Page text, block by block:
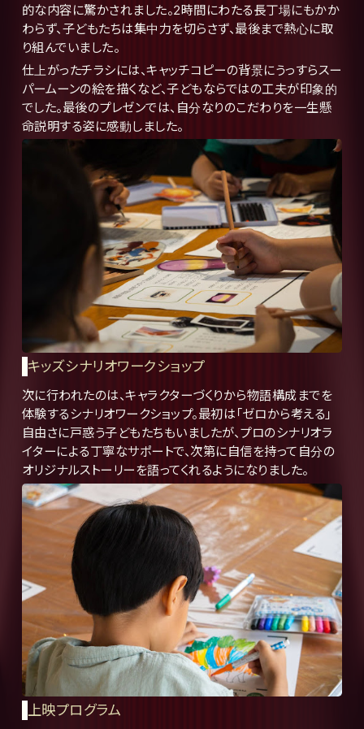
的な内容に驚かされました。2時間にわたる長丁場にもかか
わらず、子どもたちは集中力を切らさず、最後まで熱心に取
り組んでいました。
仕上がったチラシには、キャッチコピーの背景にうっすらスー
パームーンの絵を描くなど、子どもならではの工夫が印象的
でした。最後のプレゼンでは、自分なりのこだわりを一生懸
命説明する姿に感動しました。
キッズシナリオワークショップ
次に行われたのは、キャラクターづくりから物語構成までを
体験するシナリオワークショップ。最初は「ゼロから考える」
自由さに戸惑う子どもたちもいましたが、プロのシナリオラ
イターによる丁寧なサポートで、次第に自信を持って自分の
オリジナルストーリーを語ってくれるようになりました。
上映プログラム